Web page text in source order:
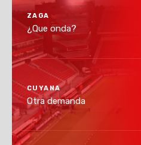
ZAGA
¿Que onda?
CUYANA
Otra demanda